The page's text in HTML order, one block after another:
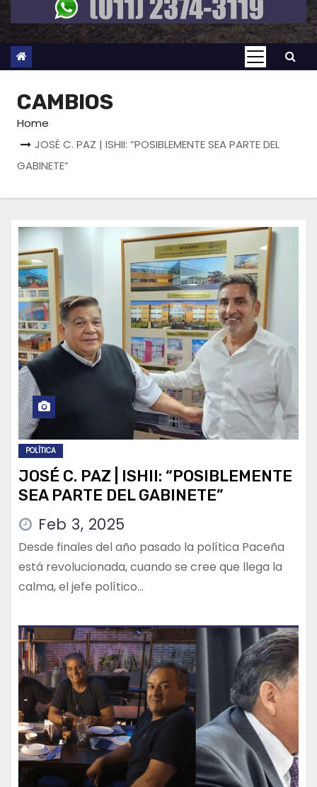
CAMBIOS
Home
JOSÉ C. PAZ | ISHII: “POSIBLEMENTE SEA PARTE DEL
GABINETE”
POLÍTICA
JOSÉ C. PAZ | ISHII: “POSIBLEMENTE
SEA PARTE DEL GABINETE”
Feb 3, 2025
Desde finales del año pasado la política Paceña
está revolucionada, cuando se cree que llega la
calma, el jefe político…